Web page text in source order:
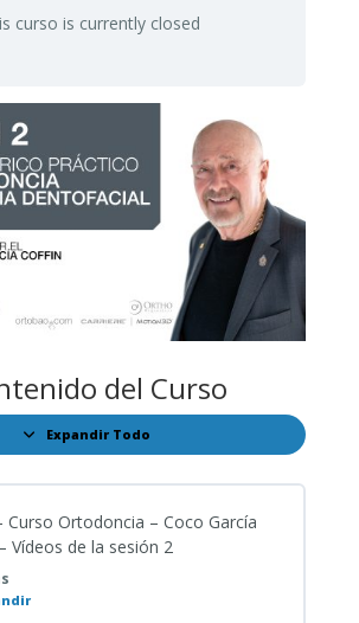
curso is currently closed
del Curso
Expandir Todo
Lecciones
Curso Ortodoncia – Coco García
Vídeos de la sesión 2